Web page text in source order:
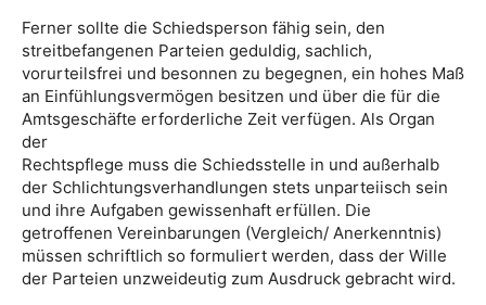
Ferner sollte die Schiedsperson fähig sein, den
streitbefangenen Parteien geduldig, sachlich,
vorurteilsfrei und besonnen zu begegnen, ein hohes Maß
an Einfühlungsvermögen besitzen und über die für die
Amtsgeschäfte erforderliche Zeit verfügen. Als Organ
der
Rechtspflege muss die Schiedsstelle in und außerhalb
der Schlichtungsverhandlungen stets unparteiisch sein
und ihre Aufgaben gewissenhaft erfüllen. Die
getroffenen Vereinbarungen (Vergleich/ Anerkenntnis)
müssen schriftlich so formuliert werden, dass der Wille
der Parteien unzweideutig zum Ausdruck gebracht wird.